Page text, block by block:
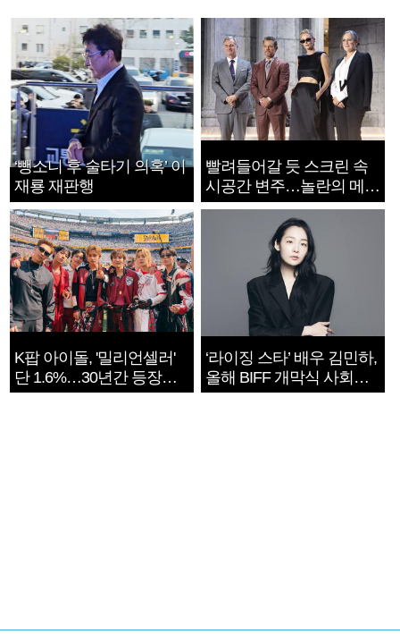
‘뺑소니 후 술타기 의혹’ 이
재룡 재판행
빨려들어갈 듯 스크린 속
시공간 변주…놀란의 메시
지는 ‘전쟁 속죄’
K팝 아이돌, '밀리언셀러'
단 1.6%…30년간 등장
1182개팀 전수조사
‘라이징 스타’ 배우 김민하,
올해 BIFF 개막식 사회자
확정